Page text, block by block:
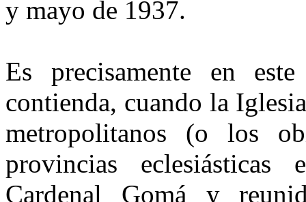
y mayo de 1937.
Es precisamente en
contienda, cuando la
metropolitanos (o los
provincias eclesiásticas
Cardenal Gomá y